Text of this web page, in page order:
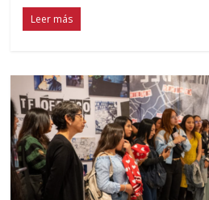
Leer más